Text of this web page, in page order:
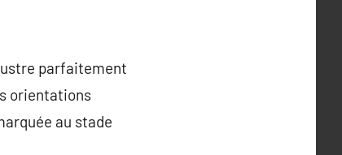
parfaitement
orientations
au stade